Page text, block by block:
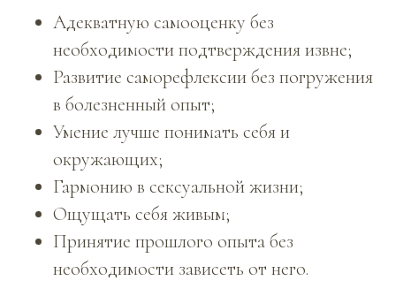
Адекватную самооценку без
необходимости подтверждения извне;
Развитие саморефлексии без погружения
в болезненный опыт;
Умение лучше понимать себя и
окружающих;
Гармонию в сексуальной жизни;
Ощущать себя живым;
Принятие прошлого опыта без
необходимости зависеть от него.